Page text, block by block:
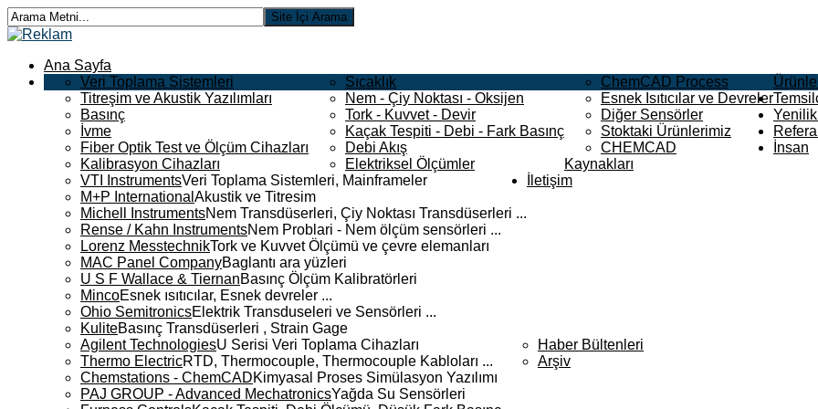
Ana Sayfa
Veri Toplama Sistemleri
Titreşim ve Akustik Yazılımları
Basınç
İvme
Fiber Optik Test ve Ölçüm Cihazları
Kalibrasyon Cihazları
Sıcaklık
Nem - Çiy Noktası - Oksijen
Tork - Kuvvet - Devir
Kaçak Tespiti - Debi - Fark Basınç
Debi Akış
Elektriksel Ölçümler
ChemCAD Process
Esnek Isıtıcılar ve Devreler
Diğer Sensörler
Stoktaki Ürünlerimiz
CHEMCAD
VTI InstrumentsVeri Toplama Sistemleri, Mainframeler
M+P International Akustik ve Titresim
Michell InstrumentsNem Transdüserleri, Çiy Noktası Transdüserleri ...
Rense / Kahn InstrumentsNem Problari - Nem ölçüm sensörleri ...
Lorenz MesstechnikTork ve Kuvvet Ölçümü ve çevre elemanları
MAC Panel CompanyBaglantı ara yüzleri
U S F Wallace & TiernanBasınç Ölçüm Kalibratörleri
MincoEsnek ısıtıcılar, Esnek devreler ...
Ohio SemitronicsElektrik Transduseleri ve Sensörleri ...
KuliteBasınç Transdüserleri , Strain Gage
Agilent TechnologiesU Serisi Veri Toplama Cihazları
Thermo ElectricRTD, Thermocouple, Thermocouple Kabloları ...
Chemstations - ChemCADKimyasal Proses Simülasyon Yazılımı
PAJ GROUP - Advanced MechatronicsYağda Su Sensörleri
Haber Bültenleri
Arşiv
İnsan
Kaynakları
İletişim